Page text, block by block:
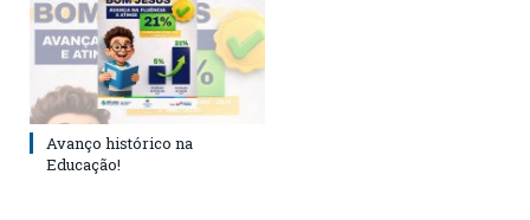
Avanço histórico na
Educação!